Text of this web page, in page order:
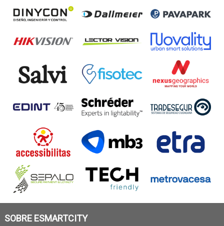
SOBRE ESMARTCITY